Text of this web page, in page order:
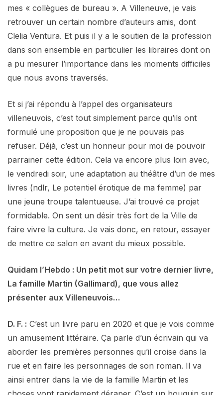
mes « collègues de bureau ». A Villeneuve, je vais
retrouver un certain nombre d’auteurs amis, dont
Clelia Ventura. Et puis il y a le soutien de la profession
dans son ensemble en particulier les libraires dont on
a pu mesurer l’importance dans les moments difficiles
que nous avons traversés.
Et si j’ai répondu à l’appel des organisateurs
villeneuvois, c’est tout simplement parce qu’ils ont
formulé une proposition que je ne pouvais pas
refuser. Déjà, c’est un honneur pour moi de pouvoir
parrainer cette édition. Cela va encore plus loin avec,
le vendredi soir, une adaptation au théâtre d’un de mes
livres (ndlr, Le potentiel érotique de ma femme) par
une jeune troupe talentueuse. J’ai trouvé ce projet
formidable. On sent un désir très fort de la Ville de
faire vivre la culture. Je vais donc, en retour, essayer
de mettre ce salon en avant du mieux possible.
Quidam l’Hebdo : Un petit mot sur votre dernier livre,
La famille Martin (Gallimard), que vous allez
présenter aux Villeneuvois…
D. F. : C’est un livre paru en 2020 et que je vois comme
un amusement littéraire. Ça parle d’un écrivain qui va
aborder les premières personnes qu’il croise dans la
rue et en faire les personnages de son roman. Il va
ainsi entrer dans la vie de la famille Martin et les